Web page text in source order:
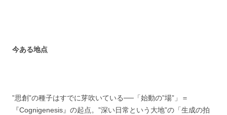
今ある地点
”思創”の種子はすでに芽吹いている──「始動の”場”」＝
『Cognigenesis』の起点。”深い日常という大地”の「生成の拍